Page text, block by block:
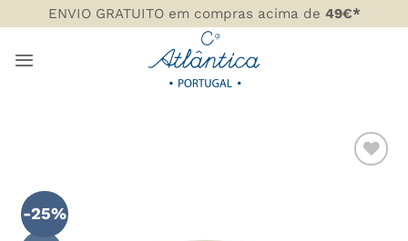
to
content
ENVIO GRATUITO em compras acima de 49€*
-25%